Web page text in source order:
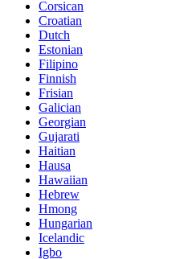
Corsican
Croatian
Dutch
Estonian
Filipino
Finnish
Frisian
Galician
Georgian
Gujarati
Haitian
Hausa
Hawaiian
Hebrew
Hmong
Hungarian
Icelandic
Igbo